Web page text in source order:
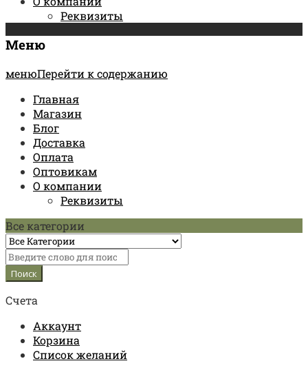
Реквизиты
Меню
менюПерейти к содержанию
Главная
Магазин
Блог
Доставка
Оплата
Оптовикам
О компании
Реквизиты
Все категории
Счета
Аккаунт
Корзина
Список желаний